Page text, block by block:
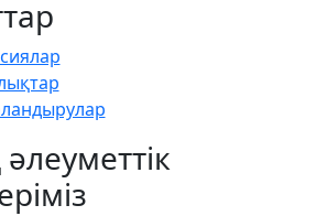
әлеуметтік